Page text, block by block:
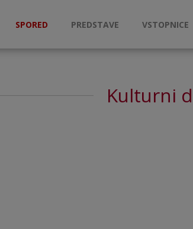
SPORED PREDSTAVE VSTOPNICE
Kulturni